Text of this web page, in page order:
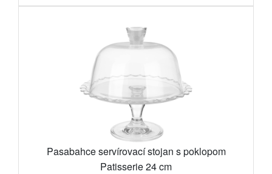
Pasabahce servírovací stojan s poklopom
Patisserie 24 cm